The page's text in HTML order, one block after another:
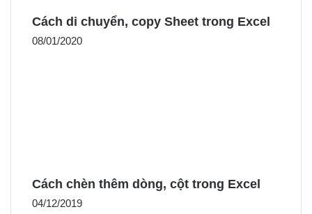
Cách di chuyển, copy Sheet trong Excel
08/01/2020
Cách chèn thêm dòng, cột trong Excel
04/12/2019